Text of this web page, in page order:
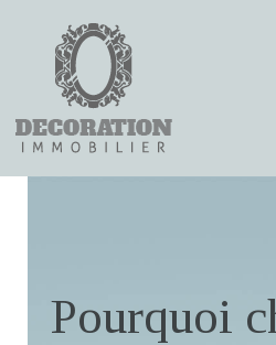
Pourquoi